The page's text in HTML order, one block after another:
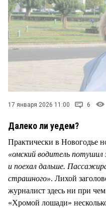
17 января 2026 11:00 6
Далеко ли уедем?
Практически в Новогодье
«омский водитель
и поехал дальше.
страшного». Лихой
журналист здесь ни при
«Хромой лошади»